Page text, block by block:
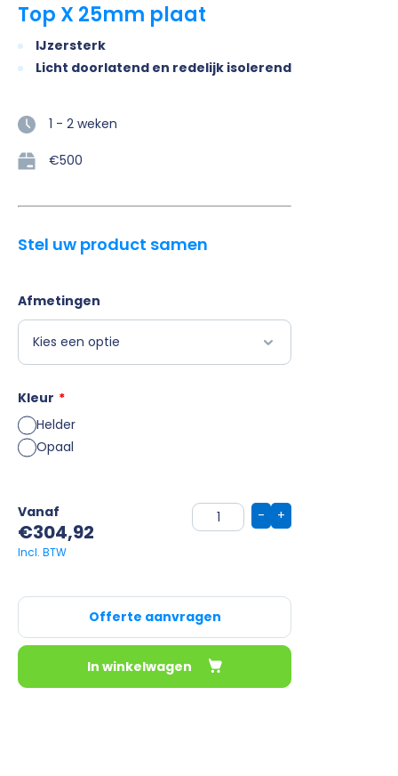
Top X 25mm plaat
IJzersterk
Licht doorlatend en redelijk isolerend
1 - 2 weken
€500
Stel uw product samen
Afmetingen
*
Kleur
Helder
Opaal
Vanaf
€304,92
+
-
Offerte aanvragen
In winkelwagen